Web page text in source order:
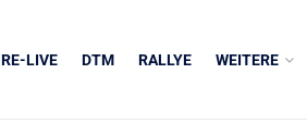
RE-LIVE DTM RALLYE WEITERE